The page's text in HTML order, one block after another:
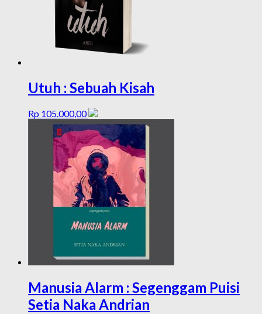
Utuh : Sebuah Kisah
Rp 105.000,00
Manusia Alarm : Segenggam Puisi
Setia Naka Andrian